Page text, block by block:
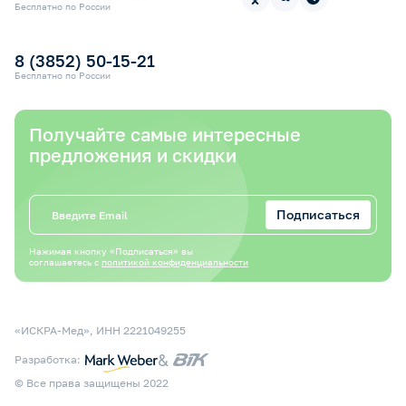
Прокат медицинской техники
Электронный сертификат СФР
Бесплатно по России
8 (3852) 50-15-21
Бесплатно по России
Получайте самые интересные
предложения и скидки
Подписаться
Нажимая кнопку «Подписаться» вы
соглашаетесь с политикой конфиденциальности
«ИСКРА-Мед», ИНН 2221049255
Разработка: &
© Все права защищены 2022